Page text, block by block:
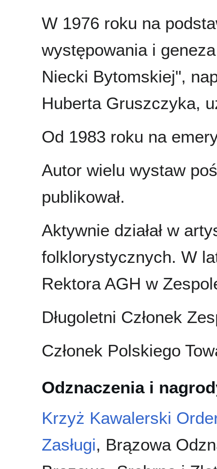
W 1976 roku na
występowania i
Niecki Bytomskiej",
Huberta Gruszczyka,
Od 1983 roku na
Autor wielu wystaw
publikował.
Aktywnie działał w
folklorystycznych. W
Rektora AGH w
Długoletni Członek
Członek Polskiego
Odznaczenia i
Krzyż Kawalerski
Zasługi, Brązowa